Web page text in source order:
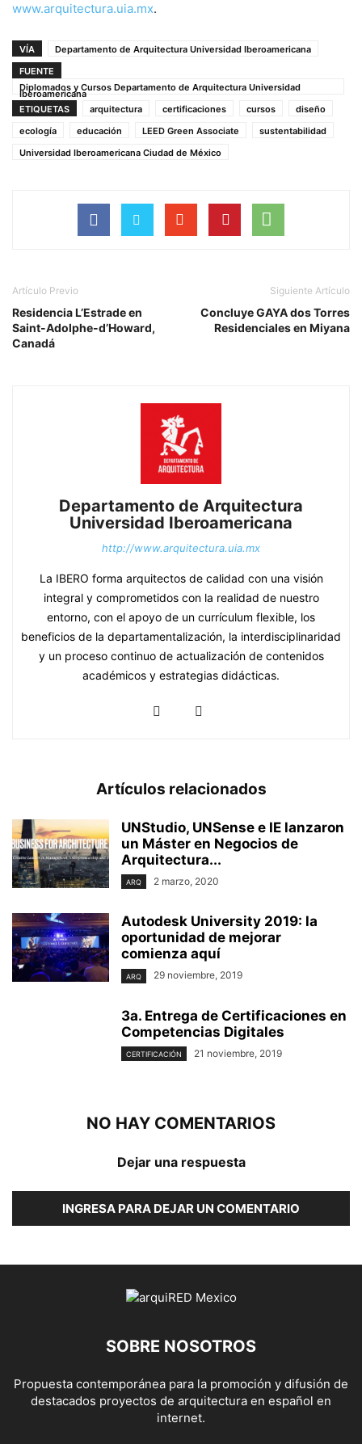
www.arquitectura.uia.mx.
VÍA
Departamento de Arquitectura Universidad Iberoamericana
FUENTE
Diplomados y Cursos Departamento de Arquitectura Universidad
Iberoamericana
ETIQUETAS
arquitectura certificaciones cursos
diseño
ecología
educación LEED Green Associate
sustentabilidad
Universidad Iberoamericana Ciudad de México
Artículo Previo
Residencia L’Estrade en
Saint-Adolphe-d’Howard,
Canadá
Siguiente Artículo
Concluye GAYA dos Torres
Residenciales en Miyana
Departamento de Arquitectura
Universidad Iberoamericana
http://www.arquitectura.uia.mx
La IBERO forma arquitectos de calidad con una visión
integral y comprometidos con la realidad de nuestro
entorno, con el apoyo de un currículum flexible, los
beneficios de la departamentalización, la interdisciplinaridad
y un proceso continuo de actualización de contenidos
académicos y estrategias didácticas.
Artículos relacionados
UNStudio, UNSense e IE lanzaron
un Máster en Negocios de
Arquitectura...
ARQ 2 marzo, 2020
Autodesk University 2019: la
oportunidad de mejorar
comienza aquí
ARQ 29 noviembre, 2019
3a. Entrega de Certificaciones en
Competencias Digitales
CERTIFICACIÓN 21 noviembre, 2019
NO HAY COMENTARIOS
Dejar una respuesta
INGRESA PARA DEJAR UN COMENTARIO
SOBRE NOSOTROS
Propuesta contemporánea para la promoción y difusión de
destacados proyectos de arquitectura en español en
internet.